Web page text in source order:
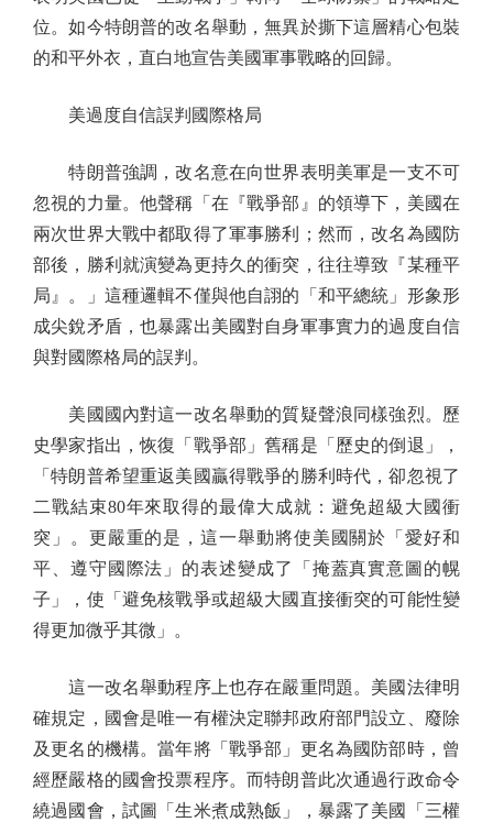
位。如今特朗普的改名舉動，無異於撕下這層精心包裝
的和平外衣，直白地宣告美國軍事戰略的回歸。
美過度自信誤判國際格局
特朗普強調，改名意在向世界表明美軍是一支不可
忽視的力量。他聲稱「在『戰爭部』的領導下，美國在
兩次世界大戰中都取得了軍事勝利；然而，改名為國防
部後，勝利就演變為更持久的衝突，往往導致『某種平
局』。」這種邏輯不僅與他自詡的「和平總統」形象形
成尖銳矛盾，也暴露出美國對自身軍事實力的過度自信
與對國際格局的誤判。
美國國內對這一改名舉動的質疑聲浪同樣強烈。歷
史學家指出，恢復「戰爭部」舊稱是「歷史的倒退」，
「特朗普希望重返美國贏得戰爭的勝利時代，卻忽視了
二戰結束80年來取得的最偉大成就：避免超級大國衝
突」。更嚴重的是，這一舉動將使美國關於「愛好和
平、遵守國際法」的表述變成了「掩蓋真實意圖的幌
子」，使「避免核戰爭或超級大國直接衝突的可能性變
得更加微乎其微」。
這一改名舉動程序上也存在嚴重問題。美國法律明
確規定，國會是唯一有權決定聯邦政府部門設立、廢除
及更名的機構。當年將「戰爭部」更名為國防部時，曾
經歷嚴格的國會投票程序。而特朗普此次通過行政命令
繞過國會，試圖「生米煮成熟飯」，暴露了美國「三權